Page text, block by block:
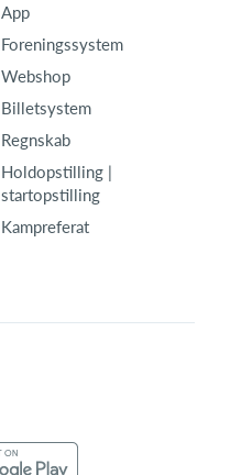
App
Foreningssystem
Webshop
Billetsystem
Regnskab
Holdopstilling |
startopstilling
Kampreferat